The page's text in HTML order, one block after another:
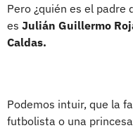
Pero ¿quién es el padre
es Julián Guillermo
Caldas.
Podemos intuir, que la
futbolista o una